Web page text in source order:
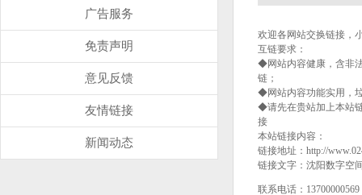
广告服务
免责声明
意见反馈
友情链接
新闻动态
欢迎各网站交换链接，
互链要求：
◆网站内容健康，含非
链；
◆网站内容功能实用，
◆请先在贵站加上本站
接
本站链接内容：
链接地址：http://
链接文字：沈阳数字空
联系电话：